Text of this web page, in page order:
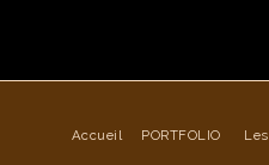
Accueil PORTFOLIO